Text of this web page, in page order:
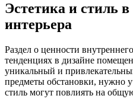
Эстетика и стиль
интерьера
Раздел о ценности
тенденциях в дизайне
уникальный и
предметы обстановки, нужно
стиль могут повлиять на